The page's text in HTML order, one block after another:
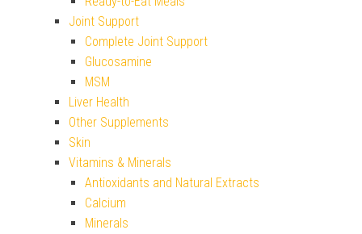
Joint Support
Complete Joint Support
Glucosamine
MSM
Liver Health
Other Supplements
Skin
Vitamins & Minerals
Antioxidants and Natural Extracts
Calcium
Minerals